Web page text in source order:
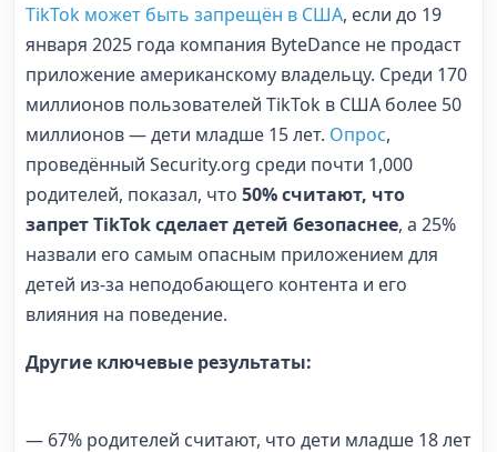
TikTok может быть запрещён в США, если до 19
января 2025 года компания ByteDance не продаст
приложение американскому владельцу. Среди 170
миллионов пользователей TikTok в США более 50
миллионов — дети младше 15 лет. Опрос,
проведённый Security.org среди почти 1,000
родителей, показал, что 50% считают, что
запрет TikTok сделает детей безопаснее, а 25%
назвали его самым опасным приложением для
детей из-за неподобающего контента и его
влияния на поведение.
Другие ключевые результаты:
— 67% родителей считают, что дети младше 18 лет